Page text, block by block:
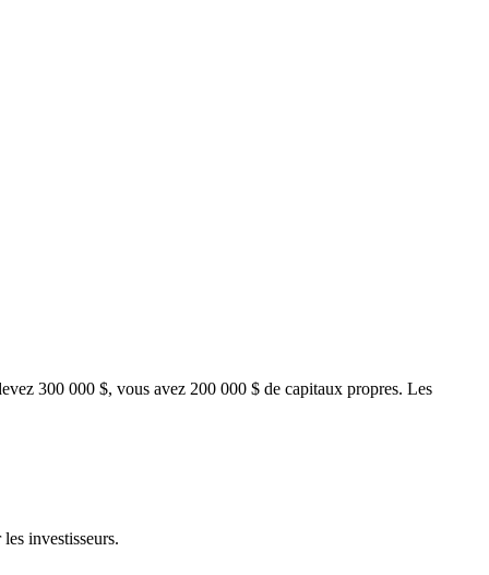
300 000 $, vous avez 200 000 $ de capitaux propres. Les
investisseurs.